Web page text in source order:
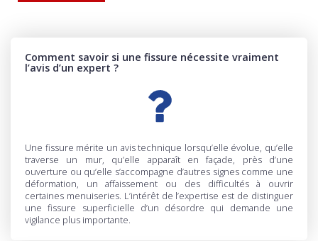
Comment savoir si une fissure nécessite vraiment
l’avis d’un expert ?
Une fissure mérite un avis technique lorsqu’elle évolue, qu’elle
traverse un mur, qu’elle apparaît en façade, près d’une
ouverture ou qu’elle s’accompagne d’autres signes comme une
déformation, un affaissement ou des difficultés à ouvrir
certaines menuiseries. L’intérêt de l’expertise est de distinguer
une fissure superficielle d’un désordre qui demande une
vigilance plus importante.